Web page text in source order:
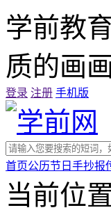
学前教
质的画
登录 注册 手机版
首页公历节日手抄报
当前位